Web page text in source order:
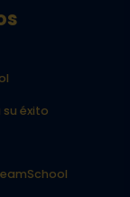
éxito